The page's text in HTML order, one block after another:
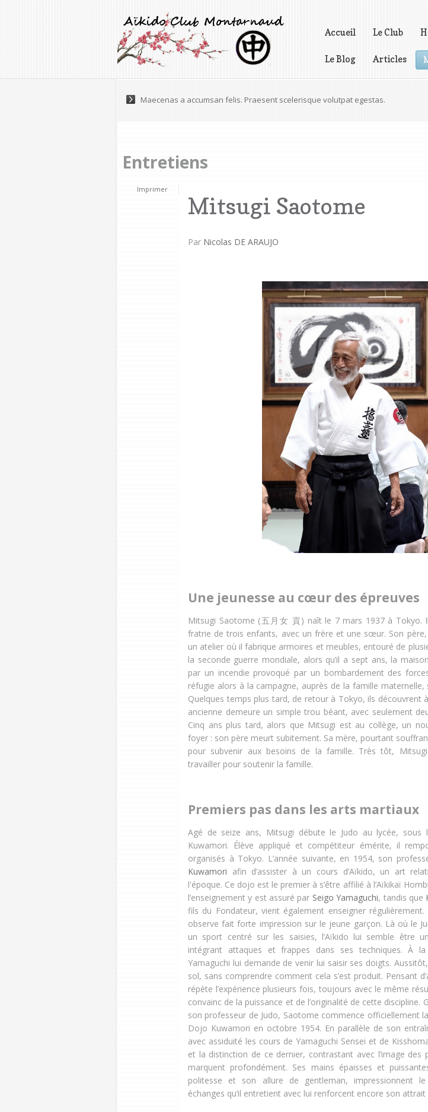
Accueil Le Club
Le Blog Articles
Lorem ipsum dolor sit amet, consectetur adipiscing elit. Praesent faucibus
Entretiens
Imprimer
Mitsugi Saotome
Par Nicolas DE ARAUJO
Une jeunesse au cœur des épreuves
Mitsugi Saotome (五月女 貢) naît le 7 mars 1937 à Tokyo.
fratrie de trois enfants, avec un frère et une sœur. Son
un atelier où il fabrique armoires et meubles, entouré de
la seconde guerre mondiale, alors qu’il a sept ans, la
par un incendie provoqué par un bombardement des
réfugie alors à la campagne, auprès de la famille maternelle,
Quelques temps plus tard, de retour à Tokyo, ils découvrent
ancienne demeure un simple trou béant, avec seulement
Cinq ans plus tard, alors que Mitsugi est au collège, un
foyer : son père meurt subitement. Sa mère, pourtant
pour subvenir aux besoins de la famille. Très tôt,
travailler pour soutenir la famille.
Premiers pas dans les arts martiaux
Agé de seize ans, Mitsugi débute le Judo au lycée, sous
Kuwamori. Élève appliqué et compétiteur émérite, il
organisés à Tokyo. L’année suivante, en 1954, son
Kuwamori afin d’assister à un cours d’Aïkido, un art
l'époque. Ce dojo est le premier à s’être affilié à l’Aïkikaï
l’enseignement y est assuré par Seigo Yamaguchi, tandis que
fils du Fondateur, vient également enseigner régulièrement.
observe fait forte impression sur le jeune garçon. Là où le
un sport centré sur les saisies, l’Aïkido lui semble être
intégrant attaques et frappes dans ses techniques. À
Yamaguchi lui demande de venir lui saisir ses doigts.
sol, sans comprendre comment cela s’est produit. Pensant
répète l’expérience plusieurs fois, toujours avec le même
convainc de la puissance et de l’originalité de cette discipline.
son professeur de Judo, Saotome commence officiellement
Dojo Kuwamori en octobre 1954. En parallèle de son
avec assiduité les cours de Yamaguchi Sensei et de
et la distinction de ce dernier, contrastant avec l’image des
marquent profondément. Ses mains épaisses et
politesse et son allure de gentleman, impressionnent
échanges qu’il entretient avec lui renforcent encore son attrait